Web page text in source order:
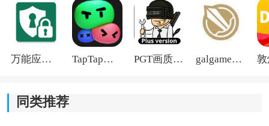
万能应用隐藏 TapTap国际版2026 PGT画质助手旧版 galgame游戏盒子2026
同类推荐